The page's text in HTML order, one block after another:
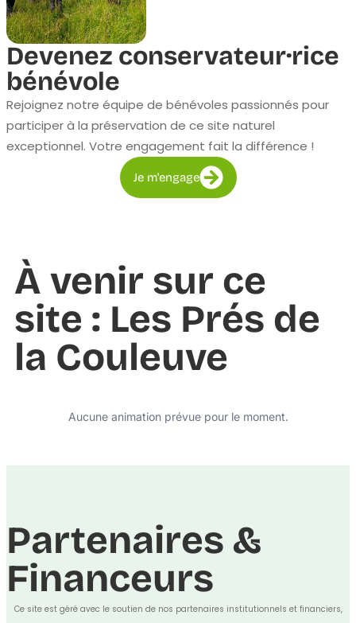
Devenez conservateur·rice
bénévole
Rejoignez notre équipe de bénévoles passionnés pour
participer à la préservation de ce site naturel
exceptionnel. Votre engagement fait la différence !
Je m'engage
À venir sur ce
site : Les Prés de
la Couleuve
Aucune animation prévue pour le moment.
Partenaires &
Financeurs
Ce site est géré avec le soutien de nos partenaires institutionnels et financiers,